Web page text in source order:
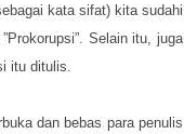
kata sifat) kita sudahi
Selain itu, juga
itu ditulis.
dan bebas para penulis